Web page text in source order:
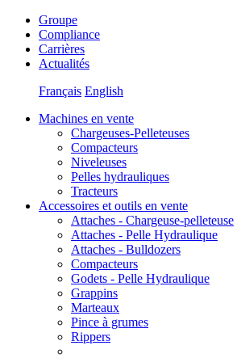
Groupe
Compliance
Carrières
Actualités
Français English
Machines en vente
Chargeuses-Pelleteuses
Compacteurs
Niveleuses
Pelles hydrauliques
Tracteurs
Accessoires et outils en vente
Attaches - Chargeuse-pelleteuse
Attaches - Pelle Hydraulique
Attaches - Bulldozers
Compacteurs
Godets - Pelle Hydraulique
Grappins
Marteaux
Pince à grumes
Rippers